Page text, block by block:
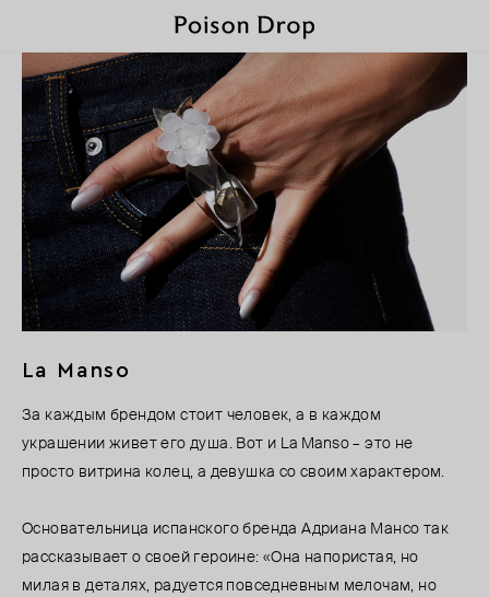
La Manso
За каждым брендом стоит человек, а в каждом
украшении живет его душа. Вот и La Manso – это не
просто витрина колец, а девушка со своим характером.
Основательница испанского бренда Адриана Мансо так
рассказывает о своей героине: «Она напористая, но
милая в деталях, радуется повседневным мелочам, но